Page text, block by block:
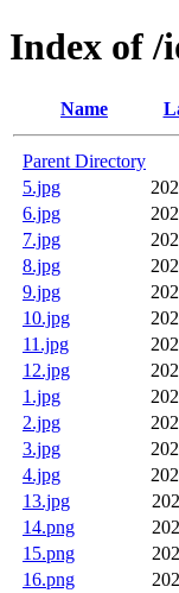
Index of /
Name
Parent Directory
5.jpg
6.jpg
7.jpg
8.jpg
9.jpg
10.jpg
11.jpg
12.jpg
1.jpg
2.jpg
3.jpg
4.jpg
13.jpg
14.png
15.png
16.png